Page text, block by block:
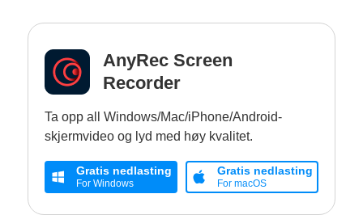
AnyRec Screen
Recorder
Ta opp all Windows/Mac/iPhone/Android-
skjermvideo og lyd med høy kvalitet.
Gratis nedlasting
For Windows
Gratis nedlasting
For macOS